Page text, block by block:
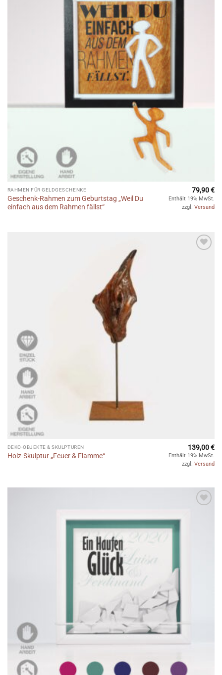
RAHMEN FÜR GELDGESCHENKE
Geschenk-Rahmen zum Geburtstag „Weil Du
einfach aus dem Rahmen fällst“
79,90€
Enthält 19% MwSt.
zzgl.Versand
DEKO-OBJEKTE & SKULPTUREN
Holz-Skulptur „Feuer & Flamme“
139,00€
Enthält 19% MwSt.
zzgl.Versand
Wunschliste